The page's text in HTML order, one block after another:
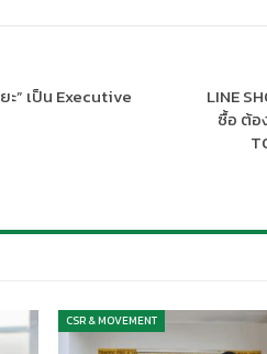
ะ” เป็น Executive
LINE
ซื้อ ต้อ
CSR & MOVEMENT